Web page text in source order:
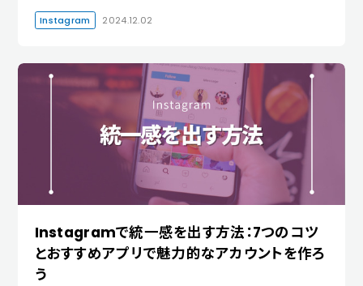
Instagram 2024.12.02
Instagramで統一感を出す方法：7つのコツ
とおすすめアプリで魅力的なアカウントを作ろ
う